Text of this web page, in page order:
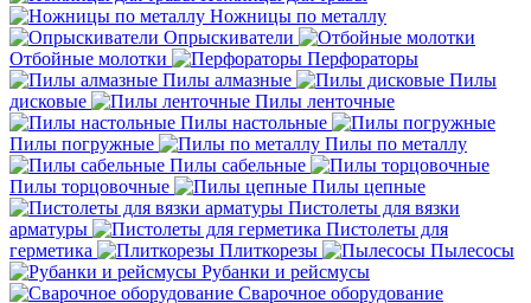
Ножницы по металлу
Опрыскиватели
Отбойные молотки
Перфораторы
Пилы алмазные
Пилы
дисковые
Пилы ленточные
Пилы настольные
Пилы погружные
Пилы по металлу
Пилы сабельные
Пилы торцовочные
Пилы цепные
Пистолеты для вязки
арматуры
Пистолеты для
герметика
Плиткорезы
Пылесосы
Рубанки и рейсмусы
Сварочное оборудование